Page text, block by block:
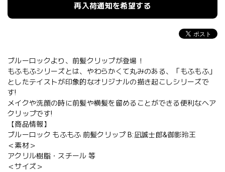
再入荷通知を希望する
ブルーロックより、前髪クリップが登場！
もふもふシリーズとは、やわらかくて丸みのある、「もふもふ」
としたテイストが印象的なオリジナルの描き起こしシリーズで
す!
メイクや洗顔の時に前髪や横髪を留めることができる便利なヘア
クリップです!
【商品情報】
ブルーロック もふもふ 前髪クリップ B:凪誠士郎&御影玲王
＜素材＞
アクリル樹脂・スチール 等
＜サイズ＞